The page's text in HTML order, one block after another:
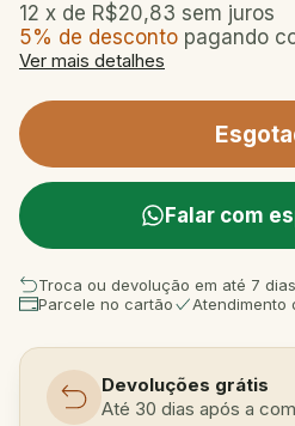
12 x de R$20,83 sem juros
5% de desconto pagando
Ver mais detalhes
Falar com
Troca ou devolução em até 7 dias
Parcele no cartão
Atendimento
Devoluções grátis
Até 30 dias após a